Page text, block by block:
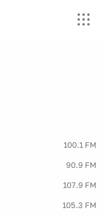
100.1 FM
90.9 FM
107.9 FM
105.3 FM